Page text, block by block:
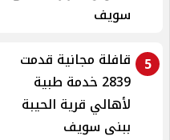
سويف
5
قافلة مجانية قدمت
2839 خدمة طبية
لأهالي قرية الحيبة
ببنى سويف